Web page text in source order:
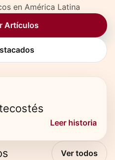
en América Latina
Artículos
Leer historia
Ver todos